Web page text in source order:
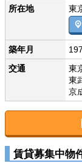
所在地 東
築年月
交通
東
東
京
賃貸募集中物